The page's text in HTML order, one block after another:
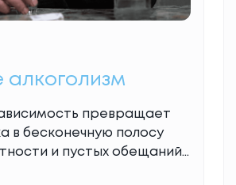
алкоголизм
превращает
в бесконечную полосу
и пустых обещаний.